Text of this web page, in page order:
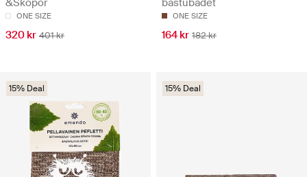
&Skopor
ONE SIZE
320 kr 401 kr
bastubadet
ONE SIZE
164 kr 182 kr
15% Deal 15% Deal